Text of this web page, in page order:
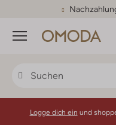
Menü
Logge dich ein und